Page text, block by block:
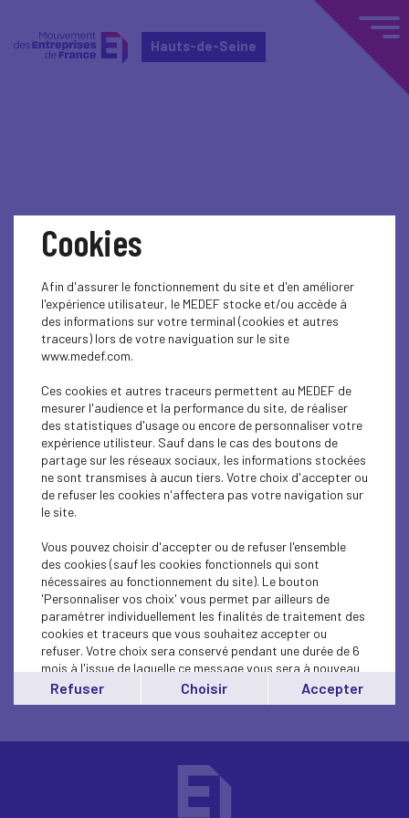
Hauts-de-Seine
Événements nationaux
SUSTAINABLE DEVELOPMENT
SUSTAINABLE DEVELOPMENT
SUSTAINABLE DEVELOPMENT
SUSTAINABLE DEVELOPMENT
SUSTAINABLE DEVELOPMENT
SUSTAINABLE DEVELOPMENT
climat
Cookies
Afin d'assurer le fonctionnement du site et d'en améliorer
l'expérience utilisateur, le MEDEF stocke et/ou accède à
des informations sur votre terminal (cookies et autres
traceurs) lors de votre naviguation sur le site
www.medef.com.
Ces cookies et autres traceurs permettent au MEDEF de
mesurer l'audience et la performance du site, de réaliser
des statistiques d'usage ou encore de personnaliser votre
expérience utilisteur. Sauf dans le cas des boutons de
partage sur les réseaux sociaux, les informations stockées
ne sont transmises à aucun tiers. Votre choix d'accepter ou
de refuser les cookies n'affectera pas votre navigation sur
le site.
Vous pouvez choisir d'accepter ou de refuser l'ensemble
des cookies (sauf les cookies fonctionnels qui sont
nécessaires au fonctionnement du site). Le bouton
'Personnaliser vos choix' vous permet par ailleurs de
paramétrer individuellement les finalités de traitement des
cookies et traceurs que vous souhaitez accepter ou
refuser. Votre choix sera conservé pendant une durée de 6
mois à l'issue de laquelle ce message vous sera à nouveau
affiché..
Vous pouvez modifier votre choix à tout moment en
Refuser Choisir Accepter